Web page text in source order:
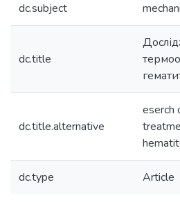
dc.subject
dc.title
dc.title.alternative
eserch
dc.type Article